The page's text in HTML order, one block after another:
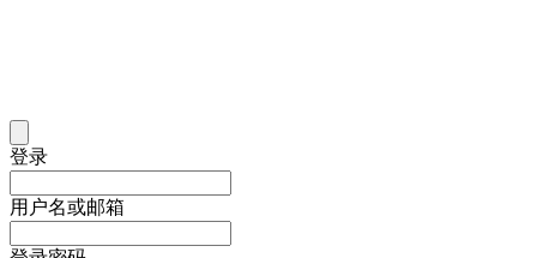
登录
用户名或邮箱